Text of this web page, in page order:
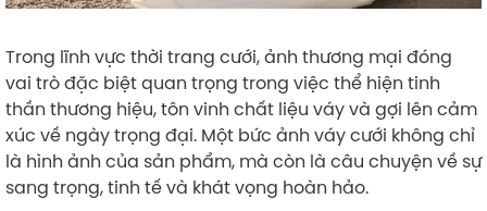
Trong lĩnh vực thời trang cưới, ảnh thương mại đóng
vai trò đặc biệt quan trọng trong việc thể hiện tinh
thần thương hiệu, tôn vinh chất liệu váy và gợi lên cảm
xúc về ngày trọng đại. Một bức ảnh váy cưới không chỉ
là hình ảnh của sản phẩm, mà còn là câu chuyện về sự
sang trọng, tinh tế và khát vọng hoàn hảo.